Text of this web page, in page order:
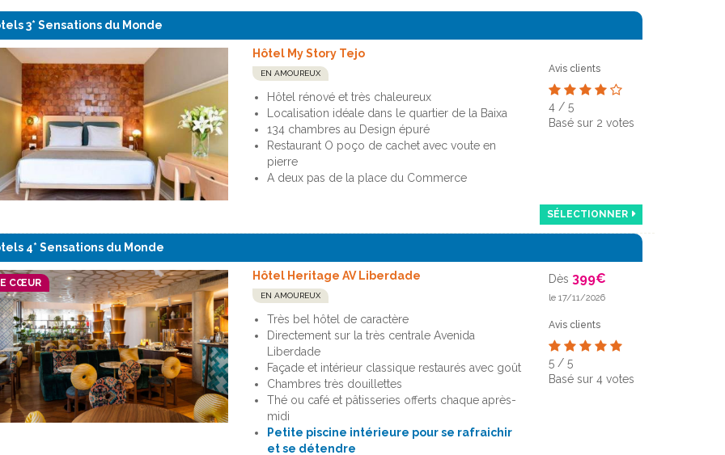
3* Sensations du Monde
Hôtel My Story Tejo
EN AMOUREUX
Hôtel rénové et très chaleureux
Localisation idéale dans le quartier de la Baixa
134 chambres au Design épuré
Restaurant O poço de cachet avec voute en
pierre
A deux pas de la place du Commerce
Avis clients
4/ 5
Basé sur 2 votes
SÉLECTIONNER
4* Sensations du Monde
CŒUR
Hôtel Heritage AV Liberdade
EN AMOUREUX
Très bel hôtel de caractère
Directement sur la très centrale Avenida
Liberdade
Façade et intérieur classique restaurés avec goût
Chambres très douillettes
Thé ou café et pâtisseries offerts chaque après-
midi
Petite piscine intérieure pour se rafraichir
et se détendre
Dès 399€
le 17/11/2026
Avis clients
5/ 5
Basé sur 4votes